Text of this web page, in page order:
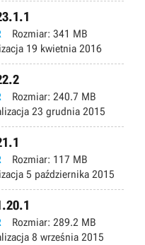
Rozmiar: 341 MB
19 kwietnia 2016
Rozmiar: 240.7 MB
23 grudnia 2015
Rozmiar: 117 MB
5 października 2015
Rozmiar: 289.2 MB
8 września 2015